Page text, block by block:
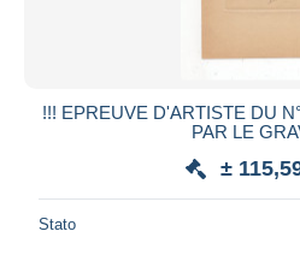
!!! EPREUVE D'ARTISTE DU
PAR LE
±
Stato